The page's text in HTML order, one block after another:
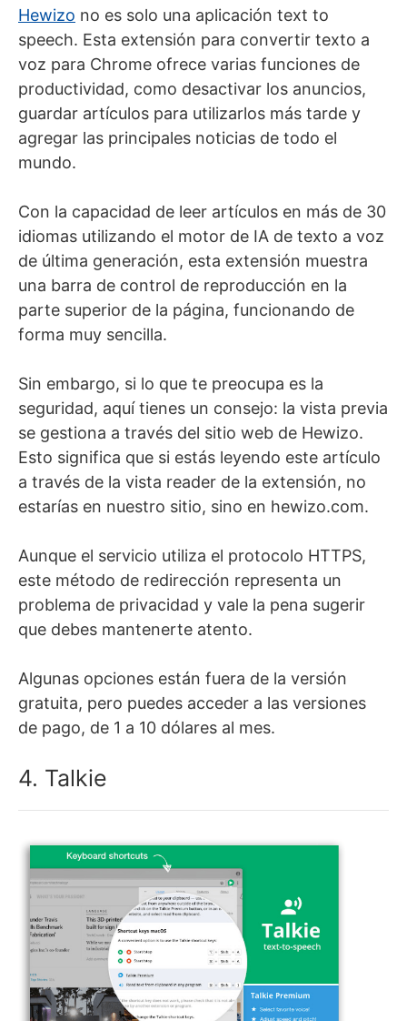
Hewizo no es solo una aplicación text to
speech. Esta extensión para convertir texto a
voz para Chrome ofrece varias funciones de
productividad, como desactivar los anuncios,
guardar artículos para utilizarlos más tarde y
agregar las principales noticias de todo el
mundo.
Con la capacidad de leer artículos en más de 30
idiomas utilizando el motor de IA de texto a voz
de última generación, esta extensión muestra
una barra de control de reproducción en la
parte superior de la página, funcionando de
forma muy sencilla.
Sin embargo, si lo que te preocupa es la
seguridad, aquí tienes un consejo: la vista previa
se gestiona a través del sitio web de Hewizo.
Esto significa que si estás leyendo este artículo
a través de la vista reader de la extensión, no
estarías en nuestro sitio, sino en hewizo.com.
Aunque el servicio utiliza el protocolo HTTPS,
este método de redirección representa un
problema de privacidad y vale la pena sugerir
que debes mantenerte atento.
Algunas opciones están fuera de la versión
gratuita, pero puedes acceder a las versiones
de pago, de 1 a 10 dólares al mes.
4. Talkie